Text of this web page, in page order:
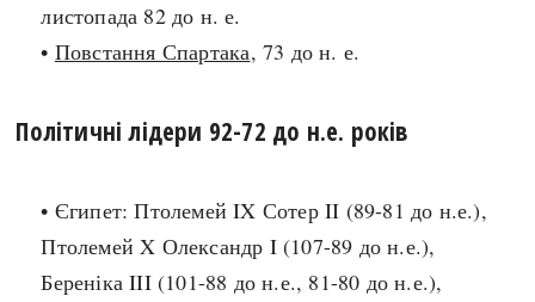
листопада 82 до н. е.
• Повстання Спартака, 73 до н. е.
Політичні лідери 92-72 до н.е. років
• Єгипет: Птолемей IX Сотер II (89-81 до н.е.),
Птолемей X Олександр I (107-89 до н.е.),
Береніка III (101-88 до н.е., 81-80 до н.е.),